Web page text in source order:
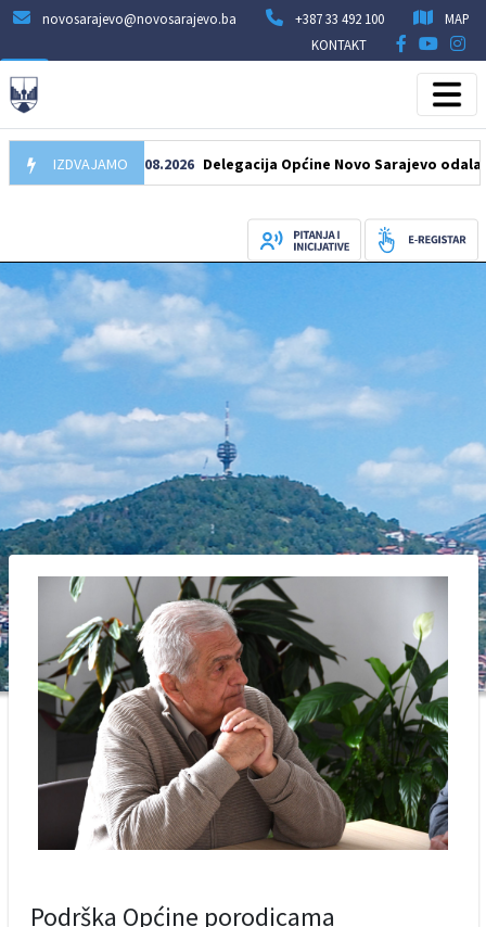
novosarajevo@novosarajevo.ba +387 33 492 100
MAP
KONTAKT
IZDVAJAMO
07.08.2026 Delegacija Općine Novo Sarajevo odala
Podrška Općine porodicama